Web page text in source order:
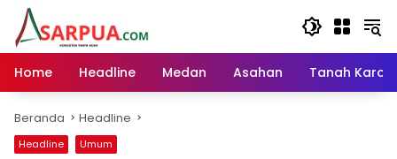
Langsung
konten
Home
Headline Medan Asahan Tanah Karo
Beranda Headline
Headline Umum